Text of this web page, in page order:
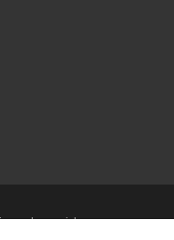
- Le guide